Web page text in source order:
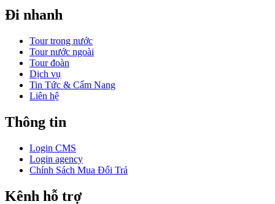
Đi nhanh
Tour trong nước
Tour nước ngoài
Tour đoàn
Dịch vụ
Tin Tức & Cẩm Nang
Liên hệ
Thông tin
Login CMS
Login agency
Chính Sách Mua Đổi Trả
Kênh hỗ trợ